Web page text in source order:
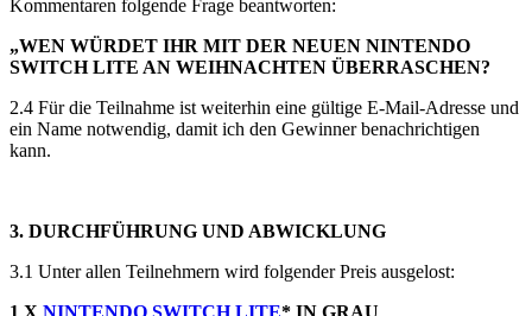
Kommentaren folgende Frage beantworten:
„WEN WÜRDET IHR MIT DER NEUEN NINTENDO
SWITCH LITE AN WEIHNACHTEN ÜBERRASCHEN?
2.4 Für die Teilnahme ist weiterhin eine gültige E-Mail-Adresse und
ein Name notwendig, damit ich den Gewinner benachrichtigen
kann.
3. DURCHFÜHRUNG UND ABWICKLUNG
3.1 Unter allen Teilnehmern wird folgender Preis ausgelost:
1 X NINTENDO SWITCH LITE* IN GRAU